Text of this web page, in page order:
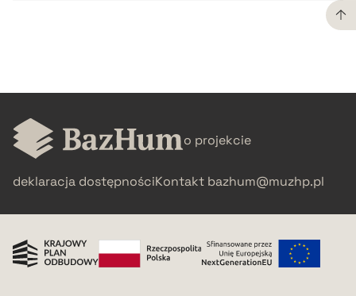
pobierz cytat
BIBTEX
pobierz cytat
o projekcie
deklaracja dostępnościKontakt bazhum@muzhp.pl